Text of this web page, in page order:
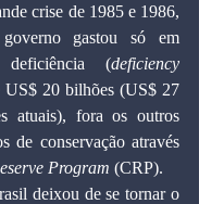
crise de 1985 e 1986,
gastou só em
deficiência (deficiency
US$ 20 bilhões (US$ 27
atuais), fora os outros
de conservação através
Program (CRP).
deixou de se tornar o